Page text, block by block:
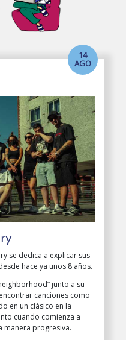
14
AGO
se dedica a explicar sus
hace ya unos 8 años.
junto a su
canciones como
en un clásico en la
cuando comienza a
manera progresiva.